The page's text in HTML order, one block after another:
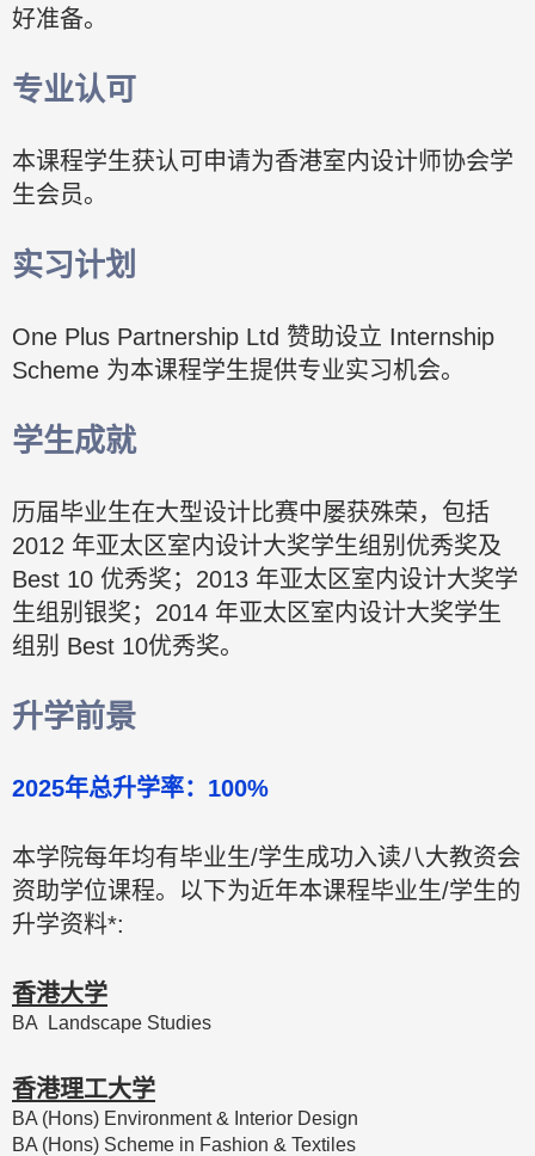
好准备。
专业认可
本课程学生获认可申请为香港室内设计师协会学
生会员。
实习计划
One Plus Partnership Ltd 赞助设立 Internship
Scheme 为本课程学生提供专业实习机会。
学生成就
历届毕业生在大型设计比赛中屡获殊荣，包括
2012 年亚太区室内设计大奖学生组别优秀奖及
Best 10 优秀奖；2013 年亚太区室内设计大奖学
生组别银奖；2014 年亚太区室内设计大奖学生
组别 Best 10优秀奖。
升学前景
2025年总升学率：100%
本学院每年均有毕业生/学生成功入读八大教资会
资助学位课程。以下为近年本课程毕业生/学生的
升学资料*:
香港大学
BA Landscape Studies
香港理工大学
BA (Hons) Environment & Interior Design
BA (Hons) Scheme in Fashion & Textiles